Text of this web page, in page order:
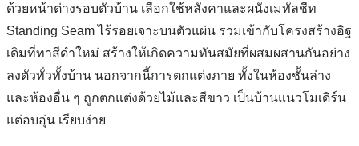
ด้วยหน้าต่างรอบตัวบ้าน เลือกใช้หลังคาและผนังเมทัลชีท
Standing Seam ไร้รอยเจาะบนตัวแผ่น รวมเข้ากับโครงสร้างอิฐ
เดิมที่ทาสีดำใหม่ สร้างให้เกิดความทันสมัยที่ผสมผสานกันอย่าง
ลงตัวทั่วทั้งบ้าน นอกจากนี้การตกแต่งภาย ทั้งในห้องชั้นล่าง
และห้องอื่น ๆ ถูกตกแต่งด้วยไม้และสีขาว เป็นบ้านแนวโมเดิร์น
แต่อบอุ่น เรียบง่าย